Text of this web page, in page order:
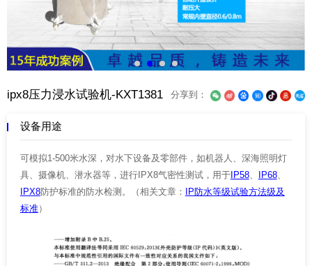
ipx8压力浸水试验机-KXT1381 分享到：
设备用途
可模拟1-500米水深， 对水下设备及零部件，如机器人、深海照明灯
具、摄像机、潜水器等，进行IPX8气密性测试，用于IP58、 IP68、
IPX8防护标准的防水检测。（相关文章：
IP防水等级试验方法级及
标准）